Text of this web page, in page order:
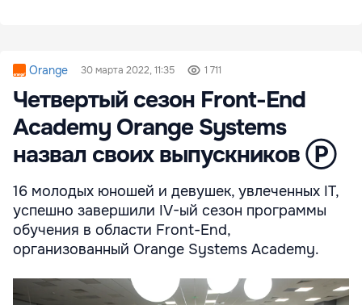
Orange 30 марта 2022, 11:35 1 711
Четвертый сезон Front-End
Academy Orange Systems
назвал своих выпускников Ⓟ
16 молодых юношей и девушек, увлеченных IT,
успешно завершили IV-ый сезон программы
обучения в области Front-End,
организованный Orange Systems Academy.